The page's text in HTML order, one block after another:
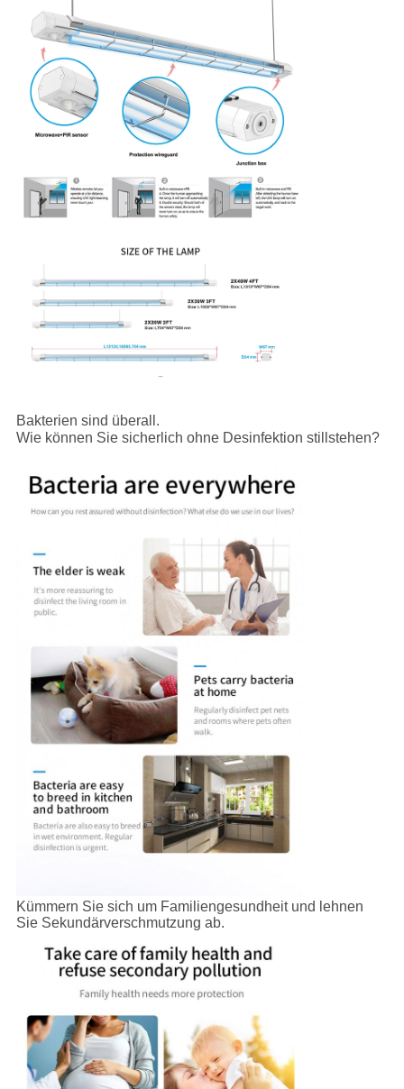
Bakterien sind überall.
Wie können Sie sicherlich ohne Desinfektion stillstehen?
Kümmern Sie sich um Familiengesundheit und lehnen
Sie Sekundärverschmutzung ab.